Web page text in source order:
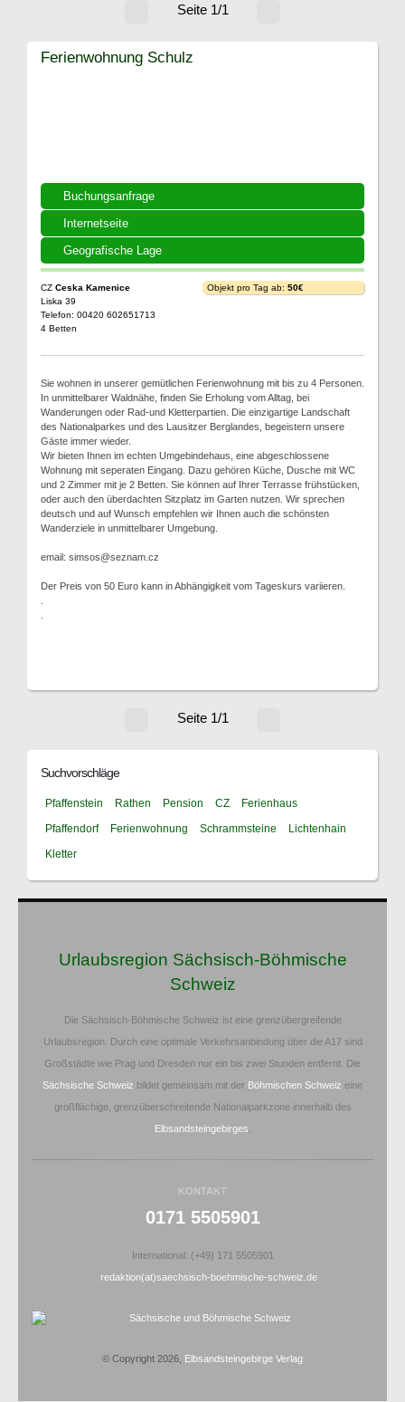
Seite 1/1
Buchungsanfrage
Internetseite
Geografische Lage
Ferienwohnung Schulz
CZ Ceska Kamenice
Liska 39
Telefon: 00420 602651713
4 Betten
Objekt pro Tag ab: 50€
Sie wohnen in unserer gemütlichen Ferienwohnung mit bis zu 4 Personen.
In unmittelbarer Waldnähe, finden Sie Erholung vom Alltag, bei
Wanderungen oder Rad-und Kletterpartien. Die einzigartige Landschaft
des Nationalparkes und des Lausitzer Berglandes, begeistern unsere
Gäste immer wieder.
Wir bieten Ihnen im echten Umgebindehaus, eine abgeschlossene
Wohnung mit seperaten Eingang. Dazu gehören Küche, Dusche mit WC
und 2 Zimmer mit je 2 Betten. Sie können auf Ihrer Terrasse frühstücken,
oder auch den überdachten Sitzplatz im Garten nutzen. Wir sprechen
deutsch und auf Wunsch empfehlen wir Ihnen auch die schönsten
Wanderziele in unmittelbarer Umgebung.
email: simsos@seznam.cz
Der Preis von 50 Euro kann in Abhängigkeit vom Tageskurs variieren.
Seite 1/1
Suchvorschläge
Pfaffenstein Rathen Pension CZ
Ferienhaus
Pfaffendorf
Ferienwohnung Schrammsteine
Lichtenhain
Kletter
Urlaubsregion Sächsisch-Böhmische
Schweiz
Die Sächsisch-Böhmische Schweiz ist eine grenzübergreifende
Urlaubsregion. Durch eine optimale Verkehrsanbindung über die A17 sind
Großstädte wie Prag und Dresden nur ein bis zwei Stunden entfernt. Die
Sächsische Schweiz bildet gemeinsam mit der Böhmischen Schweiz eine
großflächige, grenzüberschreitende Nationalparkzone innerhalb des
Elbsandsteingebirges
KONTAKT
0171 5505901
International: (+49) 171 5505901
redaktion(at)saechsisch-boehmische-schweiz.de
© Copyright 2026, Elbsandsteingebirge Verlag